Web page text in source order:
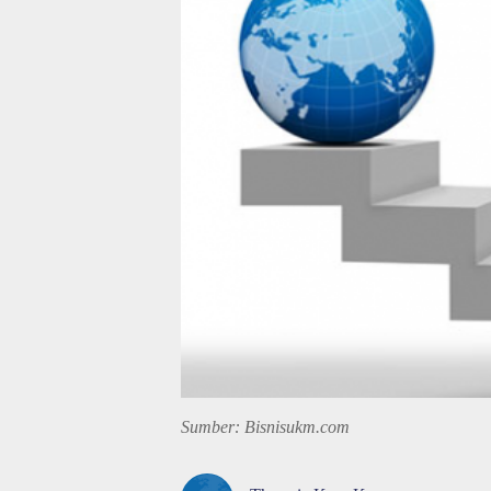
Sumber: Bisnisukm.com